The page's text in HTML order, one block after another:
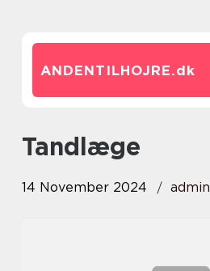
ANDENTILHOJRE.dk
tandlæge
14 November 2024 admin